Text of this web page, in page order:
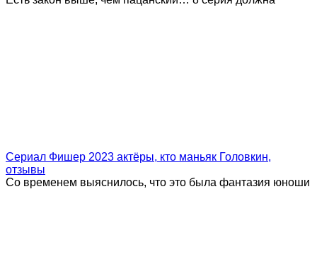
Сериал Фишер 2023 актёры, кто маньяк Головкин,
отзывы
Со временем выяснилось, что это была фантазия юноши